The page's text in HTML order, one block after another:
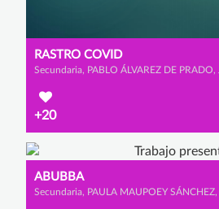
RASTRO COVID
+20
ABUBBA